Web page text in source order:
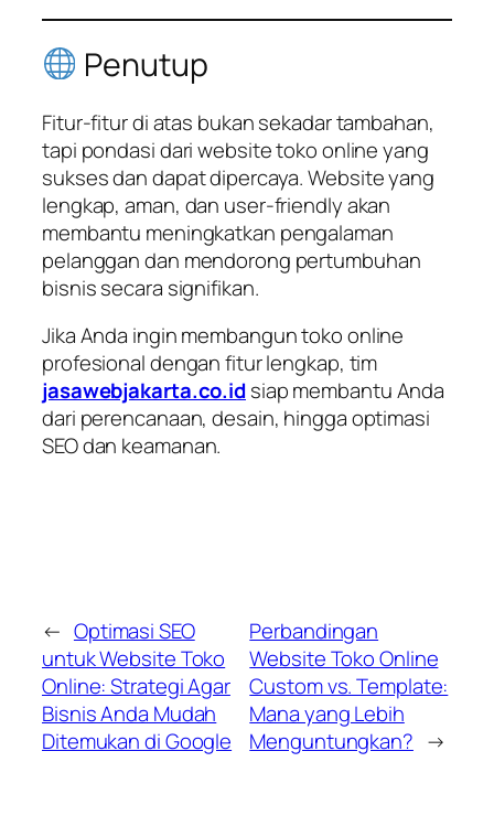
Penutup
Fitur-fitur di atas bukan sekadar tambahan,
tapi pondasi dari website toko online yang
sukses dan dapat dipercaya. Website yang
lengkap, aman, dan user-friendly akan
membantu meningkatkan pengalaman
pelanggan dan mendorong pertumbuhan
bisnis secara signifikan.
Jika Anda ingin membangun toko online
profesional dengan fitur lengkap, tim
jasawebjakarta.co.idsiap membantu Anda
dari perencanaan, desain, hingga optimasi
SEO dan keamanan.
← Optimasi SEO
untuk Website Toko
Online: Strategi Agar
Bisnis Anda Mudah
Ditemukan di Google
Perbandingan
Website Toko Online
Custom vs. Template:
Mana yang Lebih
Menguntungkan? →